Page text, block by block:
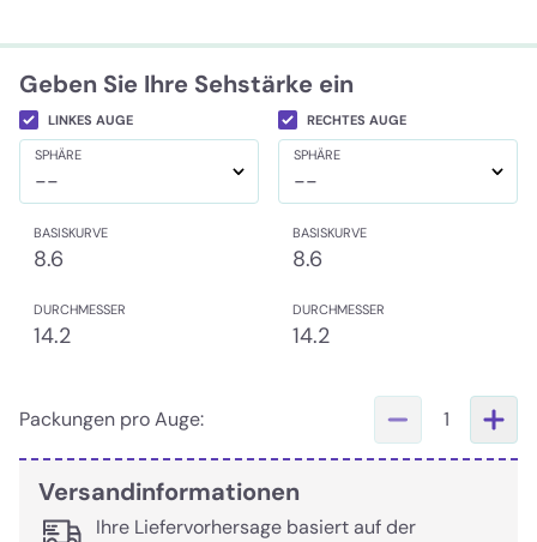
Geben Sie Ihre Sehstärke ein
LINKES AUGE RECHTES AUGE
SPHÄRE
--
SPHÄRE
--
BASISKURVE
8.6
BASISKURVE
8.6
DURCHMESSER
14.2
DURCHMESSER
14.2
Packungen pro Auge: 1
Versandinformationen
Ihre Liefervorhersage basiert auf der